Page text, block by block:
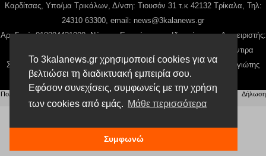
Το 3kalanews.gr χρησιμοποιεί cookies για να
βελτιώσει τη διαδικτυακή εμπειρία σου.
Εφόσον συνεχίσεις, συμφωνείς με την χρήση
των cookies από εμάς. Μάθε περισσότερα
Συμφωνώ
Καρδίτσας, Υπο/μα Τρικάλων, Δ/νση: Τιουσόν 31 τ.κ 42132 Τρίκαλα, Τηλ:
24310 63300, email: news@3kalanews.gr
Αρ. Γεμή: 018804431000, Νόμιμος Εκπρόσωπος, Ιδιοκτήτης και Διαχειριστής:
Παναγιώτης Φιλίππου, Διευθύντρια: Γιαννουσά Βασιλική, Διευθύντιρα
Σύνταξης: Μπαλαμπάνη Βασιλική. Δικαιούχος domain name Παναγιώτης
Φιλίππου
Πολιτική απορρήτου Αίτηση Διαχείρισης Προσωπικών Δεδομένων |Όροι χρήσης
Δήλωση
Συμμόρφωσης